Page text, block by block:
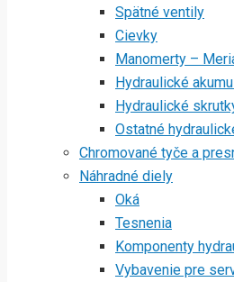
Spätné ventily
Cievky
Manomerty –
Hydraulické
Hydraulické
Ostatné
Chromované tyče a
Náhradné diely
Oká
Tesnenia
Komponenty
Vybavenie pre